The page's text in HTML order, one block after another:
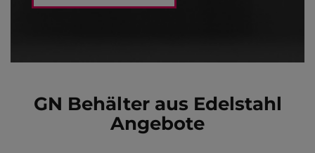
GN Behälter aus Edelstahl
Angebote